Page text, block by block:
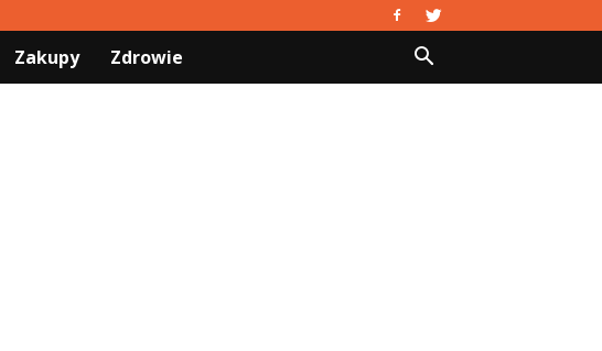
Zakupy Zdrowie